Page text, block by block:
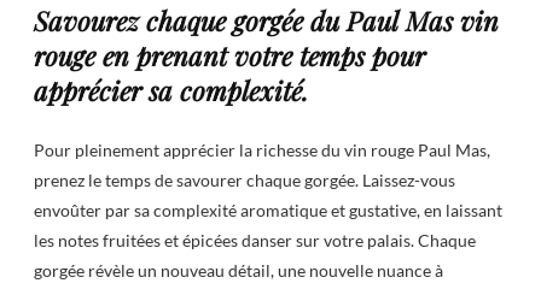
Savourez chaque gorgée du Paul Mas vin
rouge en prenant votre temps pour
apprécier sa complexité.
Pour pleinement apprécier la richesse du vin rouge Paul Mas,
prenez le temps de savourer chaque gorgée. Laissez-vous
envoûter par sa complexité aromatique et gustative, en laissant
les notes fruitées et épicées danser sur votre palais. Chaque
gorgée révèle un nouveau détail, une nouvelle nuance à